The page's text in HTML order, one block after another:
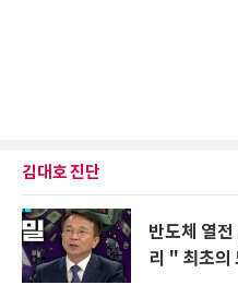
김대호 진단
반도체 열
리 " 최초의